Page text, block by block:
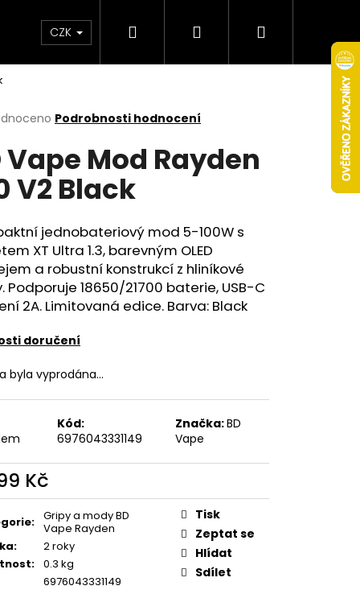
Obchodní podmínky Věrnostní program
CZK Hledat PřihlášeníNákupní
Podrobnosti hodnocení
Vape Mod Rayden
V2 Black
jednobateriový mod 5-100W s
XT Ultra 1.3, barevným OLED
a robustní konstrukcí z hliníkové
Podporuje 18650/21700 baterie, USB-C
2A. Limitovaná edice. Barva: Black
doručení
byla vyprodána…
Kód:
6976043331149
Značka:BD
Vape
Kč
: Gripy a mody BD
Vape Rayden
:
2 roky
: 0.3 kg
6976043331149
Tisk
Zeptat se
Hlídat
Sdílet
Následující